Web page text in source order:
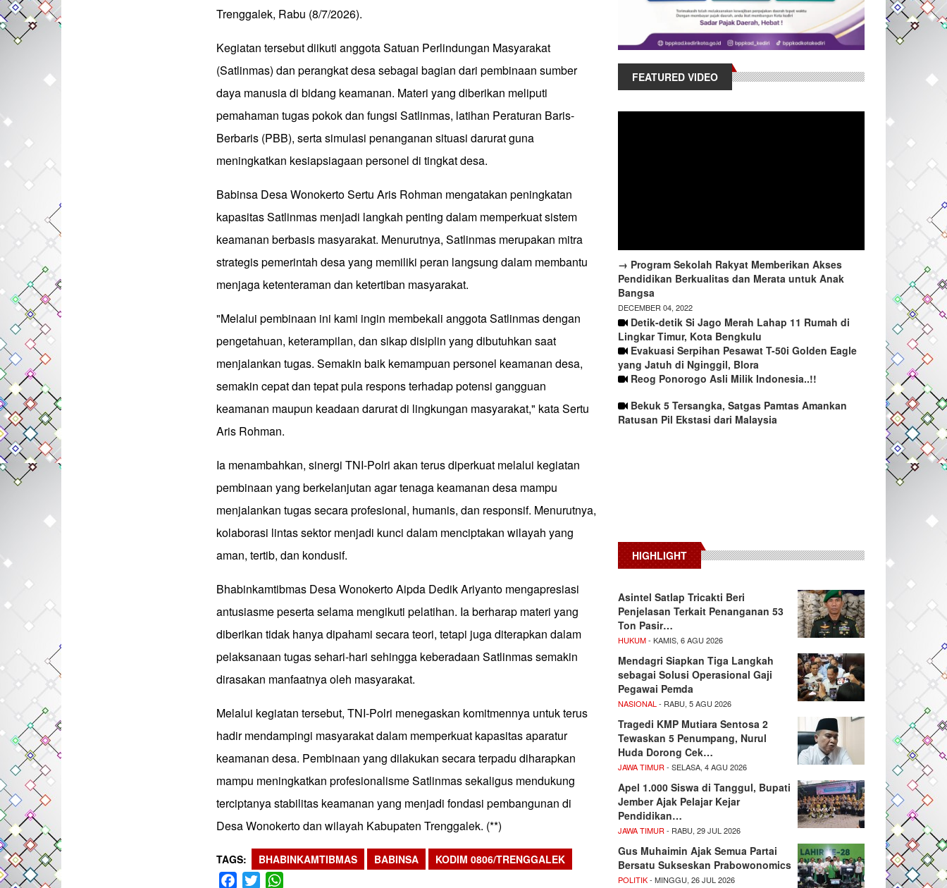
Trenggalek, Rabu (8/7/2026).
Kegiatan tersebut diikuti anggota Satuan Perlindungan Masyarakat
(Satlinmas) dan perangkat desa sebagai bagian dari pembinaan sumber
daya manusia di bidang keamanan. Materi yang diberikan meliputi
pemahaman tugas pokok dan fungsi Satlinmas, latihan Peraturan Baris-
Berbaris (PBB), serta simulasi penanganan situasi darurat guna
meningkatkan kesiapsiagaan personel di tingkat desa.
Babinsa Desa Wonokerto Sertu Aris Rohman mengatakan peningkatan
kapasitas Satlinmas menjadi langkah penting dalam memperkuat sistem
keamanan berbasis masyarakat. Menurutnya, Satlinmas merupakan mitra
strategis pemerintah desa yang memiliki peran langsung dalam membantu
menjaga ketenteraman dan ketertiban masyarakat.
"Melalui pembinaan ini kami ingin membekali anggota Satlinmas dengan
pengetahuan, keterampilan, dan sikap disiplin yang dibutuhkan saat
menjalankan tugas. Semakin baik kemampuan personel keamanan desa,
semakin cepat dan tepat pula respons terhadap potensi gangguan
keamanan maupun keadaan darurat di lingkungan masyarakat," kata Sertu
Aris Rohman.
Ia menambahkan, sinergi TNI-Polri akan terus diperkuat melalui kegiatan
pembinaan yang berkelanjutan agar tenaga keamanan desa mampu
menjalankan tugas secara profesional, humanis, dan responsif. Menurutnya,
kolaborasi lintas sektor menjadi kunci dalam menciptakan wilayah yang
aman, tertib, dan kondusif.
Bhabinkamtibmas Desa Wonokerto Aipda Dedik Ariyanto mengapresiasi
antusiasme peserta selama mengikuti pelatihan. Ia berharap materi yang
diberikan tidak hanya dipahami secara teori, tetapi juga diterapkan dalam
pelaksanaan tugas sehari-hari sehingga keberadaan Satlinmas semakin
dirasakan manfaatnya oleh masyarakat.
Melalui kegiatan tersebut, TNI-Polri menegaskan komitmennya untuk terus
hadir mendampingi masyarakat dalam memperkuat kapasitas aparatur
keamanan desa. Pembinaan yang dilakukan secara terpadu diharapkan
mampu meningkatkan profesionalisme Satlinmas sekaligus mendukung
terciptanya stabilitas keamanan yang menjadi fondasi pembangunan di
Desa Wonokerto dan wilayah Kabupaten Trenggalek. (**)
TAGS BHABINKAMTIBMAS BABINSA KODIM 0806/TRENGGALEK
Facebook
Twitter
FEATURED VIDEO
→ Program Sekolah Rakyat Memberikan Akses
Pendidikan Berkualitas dan Merata untuk Anak
Bangsa
DECEMBER 04, 2022
Detik-detik Si Jago Merah Lahap 11 Rumah di
Lingkar Timur, Kota Bengkulu
Evakuasi Serpihan Pesawat T-50i Golden Eagle
yang Jatuh di Nginggil, Blora
Reog Ponorogo Asli Milik Indonesia..!!
Bekuk 5 Tersangka, Satgas Pamtas Amankan
Ratusan Pil Ekstasi dari Malaysia
HIGHLIGHT
Asintel Satlap Tricakti Beri
Penjelasan Terkait Penanganan 53
Ton Pasir…
HUKUM- KAMIS, 6 AGU 2026
Mendagri Siapkan Tiga Langkah
sebagai Solusi Operasional Gaji
Pegawai Pemda
NASIONAL - RABU, 5 AGU 2026
Tragedi KMP Mutiara Sentosa 2
Tewaskan 5 Penumpang, Nurul
Huda Dorong Cek…
JAWA TIMUR - SELASA, 4 AGU 2026
Apel 1.000 Siswa di Tanggul, Bupati
Jember Ajak Pelajar Kejar
Pendidikan…
JAWA TIMUR - RABU, 29 JUL 2026
Gus Muhaimin Ajak Semua Partai
Bersatu Sukseskan Prabowonomics
POLITIK- MINGGU, 26 JUL 2026